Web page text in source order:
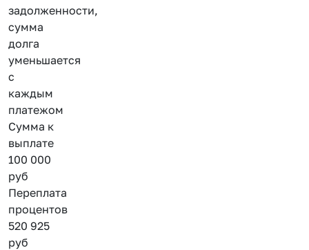
задолженности,
сумма
долга
уменьшается
с
каждым
платежом
Сумма к
выплате
100 000
руб
Переплата
процентов
520 925
руб